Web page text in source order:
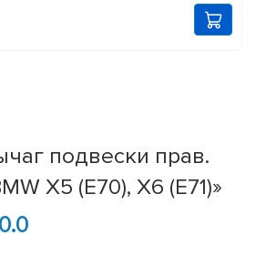
подвески прав.
X5 (E70), X6 (E71)»
0.0